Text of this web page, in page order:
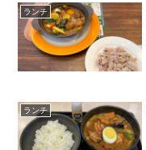
ランチ
ランチ